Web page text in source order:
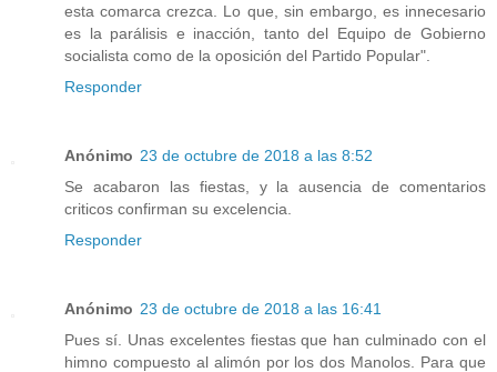
esta comarca crezca. Lo que, sin embargo, es innecesario
es la parálisis e inacción, tanto del Equipo de Gobierno
socialista como de la oposición del Partido Popular".
Responder
Anónimo 23 de octubre de 2018 a las 8:52
Se acabaron las fiestas, y la ausencia de comentarios
criticos confirman su excelencia.
Responder
Anónimo 23 de octubre de 2018 a las 16:41
Pues sí. Unas excelentes fiestas que han culminado con el
himno compuesto al alimón por los dos Manolos. Para que